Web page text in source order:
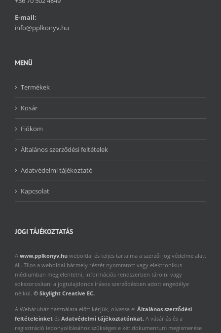
E-mail:
info@pplkonyv.hu
MENÜ
Termékek
Kosár
Fiókom
Általános szerződési feltételek
Adatvédelmi tájékoztató
Kapcsolat
JOGI TÁJÉKOZTATÁS
A www.pplkonyv.hu weboldal és teljes tartalma a szerzői jog védelme alatt
áll. Tilos a weboldal bármely részét nyomtatott vagy elektronikus
médiumban megjelentetni, információs rendszerben tárolni vagy
sokszorosítani a jogtulajdonos írásos szerződésben adott engedélye
nélkül. © Skylight Creative EC.
A Webáruház használata előtt kérjük, olvassa el Általános szerződési
feltételeinket és Adatvédelmi tájékoztatónkat. A vásárlás és a
regisztráció lebonyolításához szükséges e két dokumentum megismerése